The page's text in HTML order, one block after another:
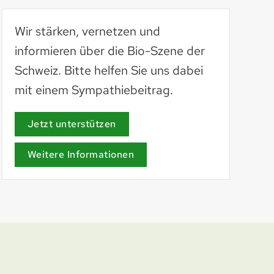
AöL
aoel.org
Wir stärken, vernetzen und
informieren über die Bio-Szene der
Schweiz. Bitte helfen Sie uns dabei
mit einem Sympathiebeitrag.
Jetzt unterstützen
Weitere Informationen